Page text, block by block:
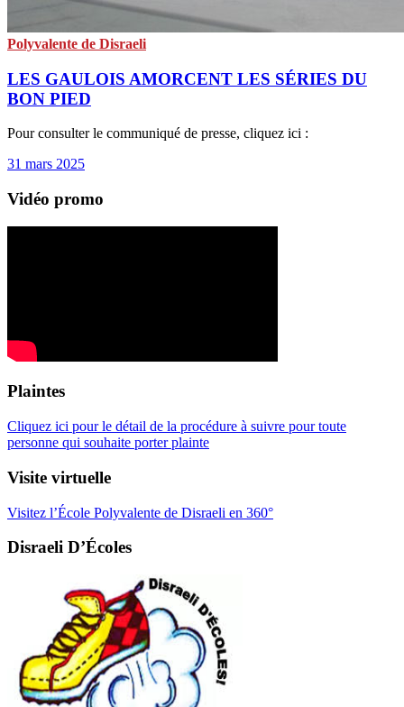
Polyvalente de Disraeli
LES GAULOIS AMORCENT LES SÉRIES DU
BON PIED
Pour consulter le communiqué de presse, cliquez ici :
31 mars 2025
Vidéo promo
Plaintes
Cliquez ici pour le détail de la procédure à suivre pour toute
personne qui souhaite porter plainte
Visite virtuelle
Visitez l’École Polyvalente de Disraeli en 360°
Disraeli D’Écoles